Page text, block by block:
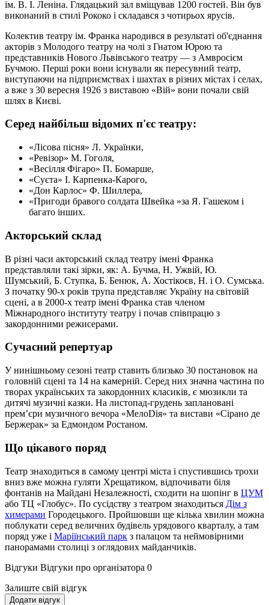
ім. В. І. Леніна. Глядацький зал вміщував 1200 гостей. Він був
виконаний в стилі Рококо і складався з чотирьох ярусів.
Колектив театру ім. Франка народився в результаті об'єднання
акторів з Молодого театру на чолі з Гнатом Юрою та
представників Нового Львівського театру — з Амвросієм
Бучмою. Перші роки вони існували як пересувний театр,
виступаючи на підприємствах і шахтах в різних містах і селах,
а вже з 30 вересня 1926 з виставою «Вій» вони почали свій
шлях в Києві.
Серед найбільш відомих п'єс театру:
«Лісова пісня» Л. Українки,
«Ревізор» М. Гоголя,
«Весілля Фігаро» П. Бомарше,
«Суєта» І. Карпенка-Карого,
«Дон Карлос» Ф. Шиллера,
«Пригоди бравого солдата Швейка »за Я. Гашеком і
багато інших.
Акторський склад
В різні часи акторський склад театру імені Франка
представляли такі зірки, як: А. Бучма, Н. Ужвій, Ю.
Шумський, Б. Ступка, Б. Бенюк, А. Хостікоєв, Н. і О. Сумська.
З початку 90-х років трупа представляє Україну на світовій
сцені, а в 2000-х театр імені Франка став членом
Міжнародного інституту театру і почав співпрацю з
закордонними режисерами.
Сучасний репертуар
У нинішньому сезоні театр ставить близько 30 постановок на
головній сцені та 14 на камерній. Серед них значна частина по
творах українських та закордонних класиків, є мюзикли та
дитячі музичні казки. На листопад-грудень заплановані
прем’єри музичного вечора «МелоDія» та вистави «Сірано де
Бержерак» за Едмондом Ростаном.
Що цікавого поряд
Театр знаходиться в самому центрі міста і спустившись трохи
вниз вже можна гуляти Хрещатиком, відпочивати біля
фонтанів на Майдані Незалежності, сходити на шопінг в ЦУМ
або ТЦ «Глобус». По сусідству з театром знаходиться Дім з
химерами Городецького. Пройшовши ще кілька хвилин можна
поблукати серед величних будівель урядового кварталу, а там
поряд уже і Маріїнський парк з палацом та неймовірними
панорамами столиці з оглядових майданчиків.
Відгуки Відгуки про організатора 0
Залиште свій відгук
Додати відгук